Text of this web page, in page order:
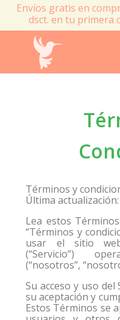
Envíos gratis en
dsct. en tu primera
Términos y
Última
Lea estos
“Términos y
usar el sitio web
(“Servicio”)
(“nosotros”,
Su acceso y uso
su aceptación y
Estos Términos se